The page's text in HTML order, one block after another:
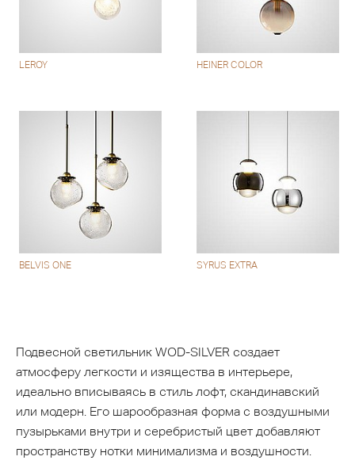
LEROY HEINER COLOR
BELVIS ONE SYRUS EXTRA
Подвесной светильник WOD-SILVER создает
атмосферу легкости и изящества в интерьере,
идеально вписываясь в стиль лофт, скандинавский
или модерн. Его шарообразная форма с воздушными
пузырьками внутри и серебристый цвет добавляют
пространству нотки минимализма и воздушности.